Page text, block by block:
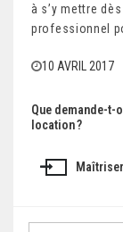
à s’y mettre
professionnel
10 AVRIL 2017
N
Que demande-t-
location ?